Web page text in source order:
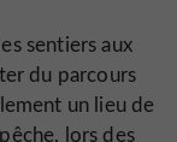
sentiers aux
du parcours
un lieu de
lors des